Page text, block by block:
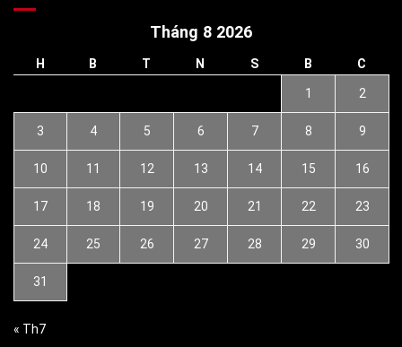
Tháng 8 2026
H B T N S B C
1 2
3 4 5 6 7 8 9
10 11 12 13 14 15 16
17 18 19 20 21 22 23
24 25 26 27 28 29 30
31
« Th7